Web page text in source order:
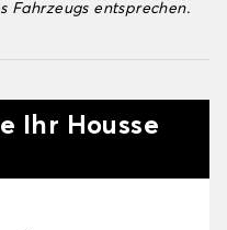
Fahrzeugs entsprechen.
Ihr Housse